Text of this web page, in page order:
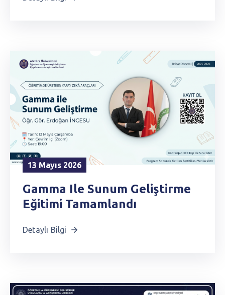
13 Mayıs 2026
Gamma Ile Sunum Geliştirme
Eğitimi Tamamlandı
Detaylı Bilgi